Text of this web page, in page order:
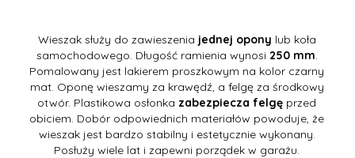
Wieszak służy do zawieszenia jednej opony lub koła
samochodowego. Długość ramienia wynosi 250 mm.
Pomalowany jest lakierem proszkowym na kolor czarny
mat. Oponę wieszamy za krawędź, a felgę za środkowy
otwór. Plastikowa osłonka zabezpiecza felgę przed
obiciem. Dobór odpowiednich materiałów powoduje, że
wieszak jest bardzo stabilny i estetycznie wykonany.
Posłuży wiele lat i zapewni porządek w garażu.